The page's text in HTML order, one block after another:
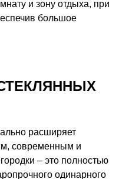
и зону отдыха, при
большое
расширяет
современным и
– это полностью
одинарного